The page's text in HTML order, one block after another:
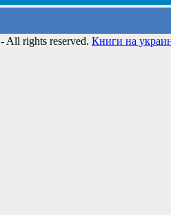
All rights reserved. Книги на